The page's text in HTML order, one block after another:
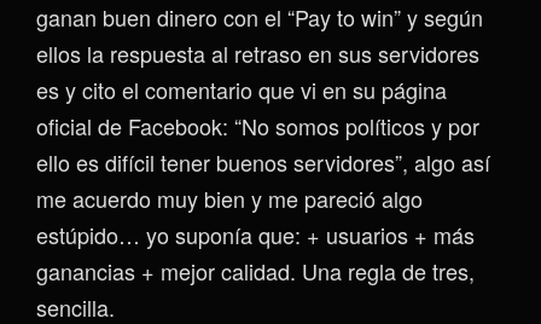
ganan buen dinero con el “Pay to win” y según
ellos la respuesta al retraso en sus servidores
es y cito el comentario que vi en su página
oficial de Facebook: “No somos políticos y por
ello es difícil tener buenos servidores”, algo así
me acuerdo muy bien y me pareció algo
estúpido… yo suponía que: + usuarios + más
ganancias + mejor calidad. Una regla de tres,
sencilla.